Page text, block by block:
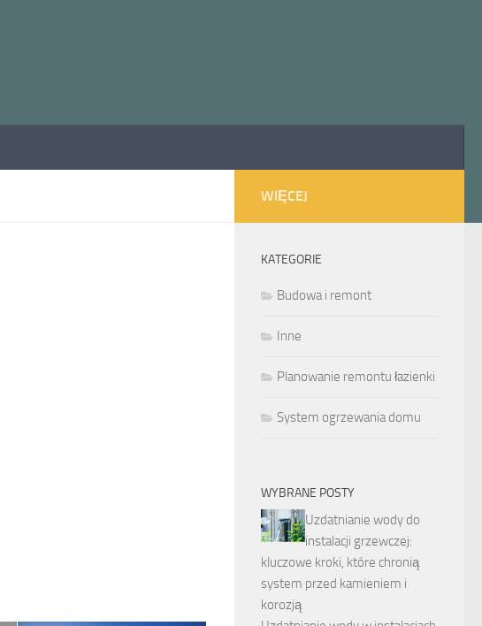
WIĘCEJ
KATEGORIE
Budowa i remont
Inne
Planowanie remontu łazienki
System ogrzewania domu
WYBRANE POSTY
Uzdatnianie wody do
instalacji grzewczej:
kluczowe kroki, które chronią
system przed kamieniem i
korozją